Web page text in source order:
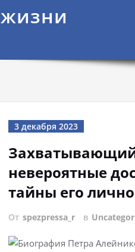
жизни
3 декабря 2023
невероятные
тайны его
От spezpressa_r в